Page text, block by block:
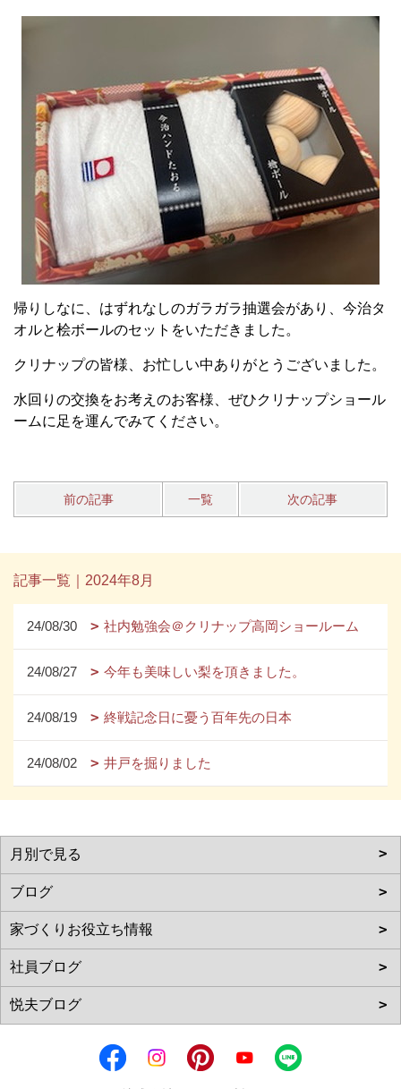
帰りしなに、はずれなしのガラガラ抽選会があり、今治タ
オルと桧ボールのセットをいただきました。
クリナップの皆様、お忙しい中ありがとうございました。
水回りの交換をお考えのお客様、ぜひクリナップショール
ームに足を運んでみてください。
前の記事 一覧 次の記事
記事一覧｜2024年8月
24/08/30 社内勉強会＠クリナップ高岡ショールーム
24/08/27 今年も美味しい梨を頂きました。
24/08/19 終戦記念日に憂う百年先の日本
24/08/02 井戸を掘りました